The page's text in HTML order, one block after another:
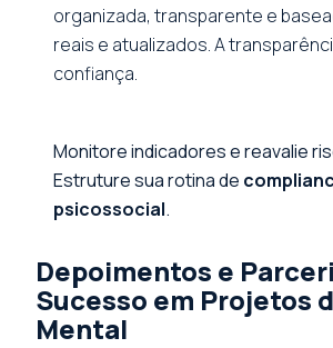
organizada, transparente e
reais e atualizados. A
confiança.
Monitore indicadores e reavalie
Estruture sua rotina de
psicossocial.
Depoimentos e
Sucesso em Projetos
Mental